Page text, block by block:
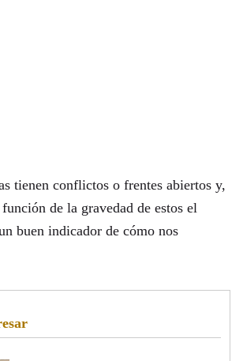
tienen conflictos o frentes abiertos y,
de la gravedad de estos el
buen indicador de cómo nos